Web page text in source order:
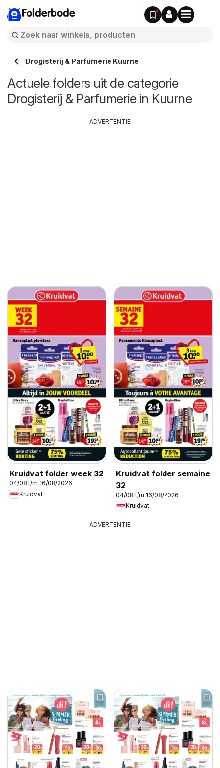
Folderbode
Drogisterij & Parfumerie Kuurne
Actuele folders uit de categorie
Drogisterij & Parfumerie in Kuurne
Kruidvat folder week 32
04/08 t/m 16/08/2026
Kruidvat
Kruidvat folder semaine
32
04/08 t/m 16/08/2026
Kruidvat
ADVERTENTIE
ADVERTENTIE